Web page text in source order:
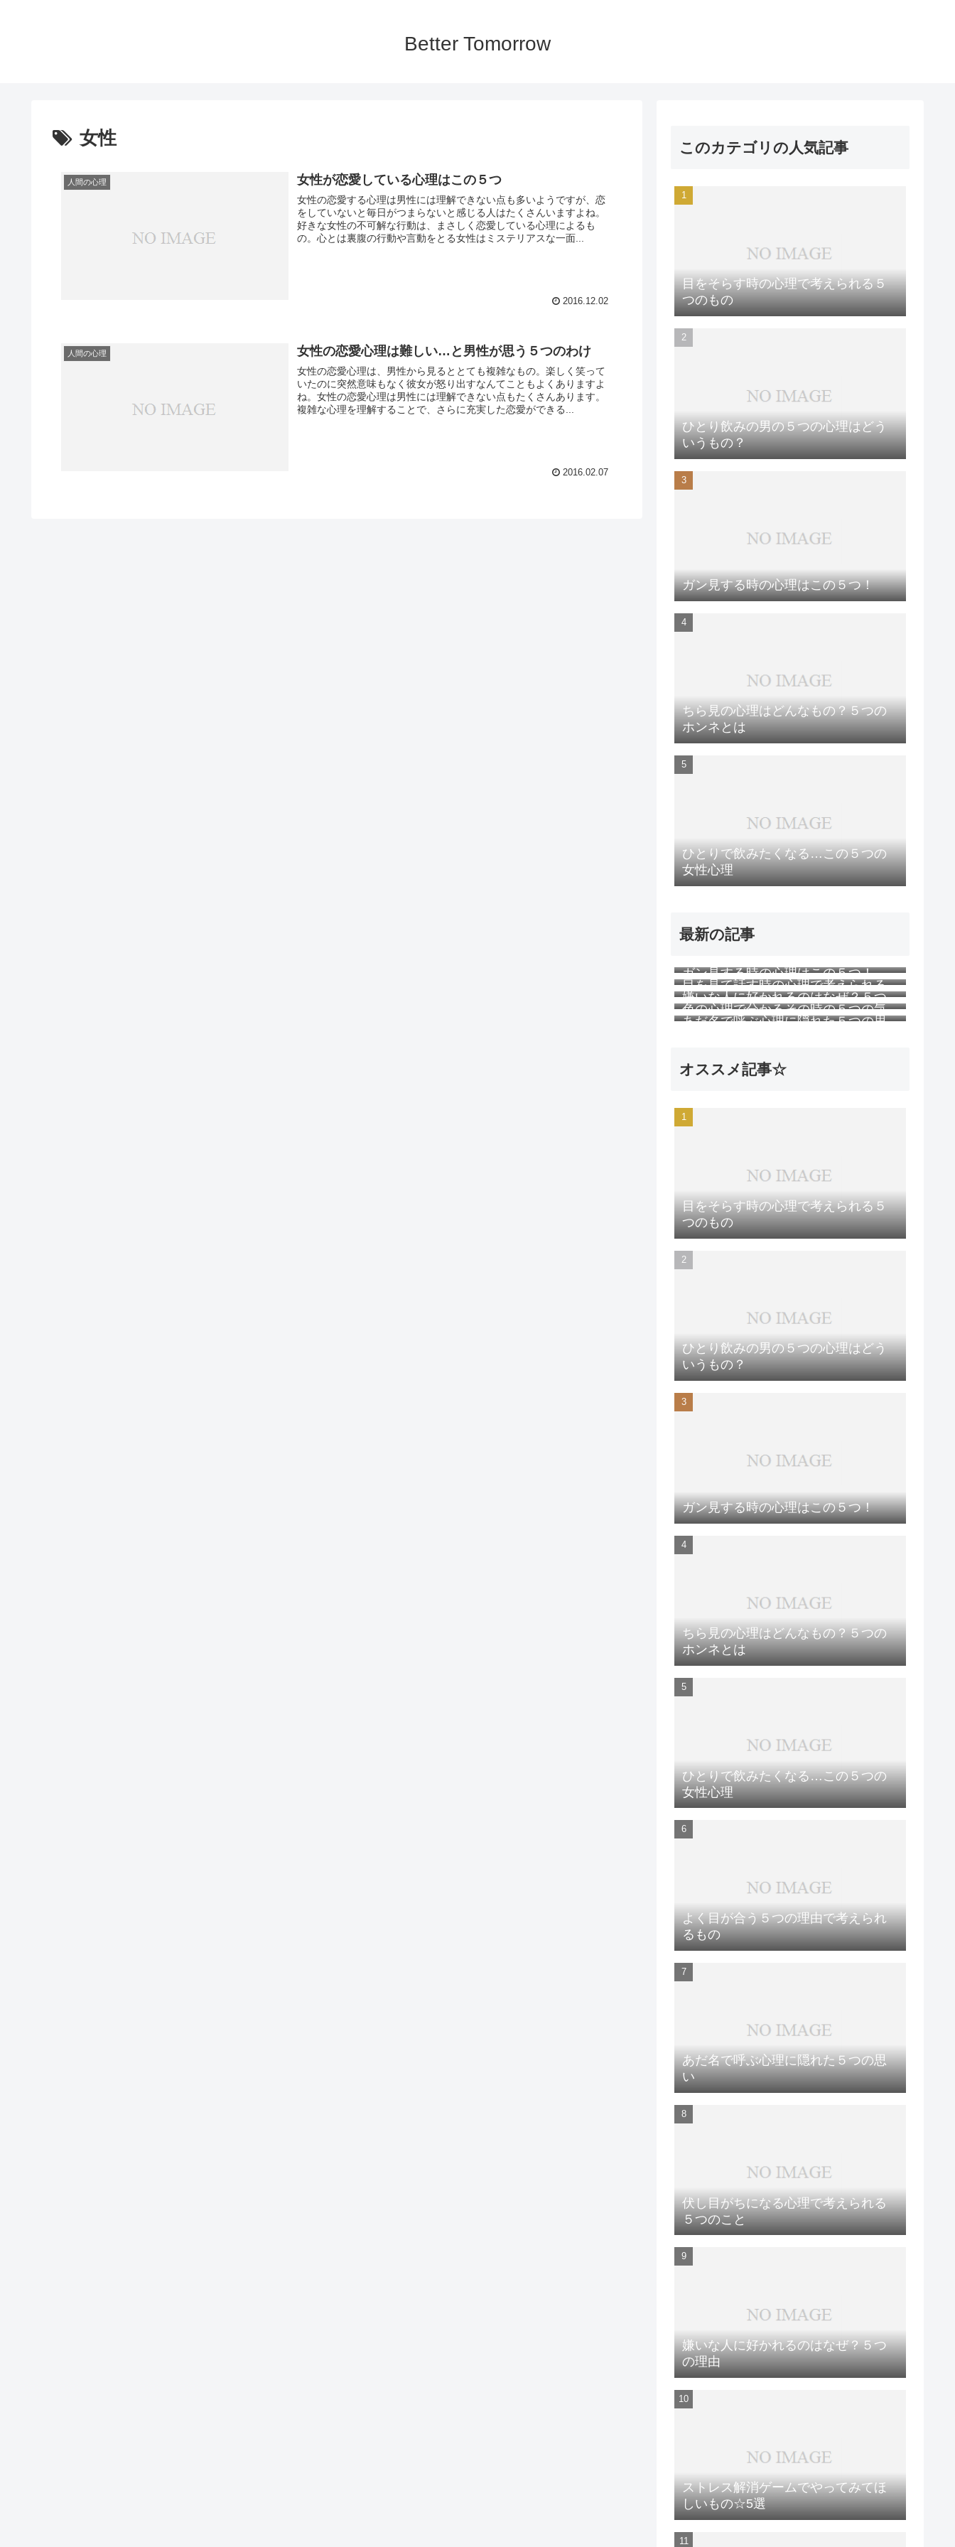
Better Tomorrow
女性
人間の心理 女性が恋愛している心理はこの５つ
女性の恋愛する心理は男性には理解できない点も多いようですが、恋
をしていないと毎日がつまらないと感じる人はたくさんいますよね。
好きな女性の不可解な行動は、まさしく恋愛している心理によるも
の。心とは裏腹の行動や言動をとる女性はミステリアスな一面...
2016.12.02
人間の心理 女性の恋愛心理は難しい…と男性が思う５つのわけ
女性の恋愛心理は、男性から見るととても複雑なもの。楽しく笑って
いたのに突然意味もなく彼女が怒り出すなんてこともよくありますよ
ね。女性の恋愛心理は男性には理解できない点もたくさんあります。
複雑な心理を理解することで、さらに充実した恋愛ができる...
2016.02.07
このカテゴリの人気記事
目をそらす時の心理で考えられる５
つのもの
ひとり飲みの男の５つの心理はどう
いうもの？
ガン見する時の心理はこの５つ！
ちら見の心理はどんなもの？５つの
ホンネとは
ひとりで飲みたくなる…この５つの
女性心理
最新の記事
ガン見する時の心理はこの５つ！
目を見て話す時の心理で考えられる
５つのこと
嫌いな人に好かれるのはなぜ？５つ
の理由
色の心理で分かるその時の５つの気
持ち
あだ名で呼ぶ心理に隠れた５つの思
オススメ記事☆
目をそらす時の心理で考えられる５
つのもの
ひとり飲みの男の５つの心理はどう
いうもの？
ガン見する時の心理はこの５つ！
ちら見の心理はどんなもの？５つの
ホンネとは
ひとりで飲みたくなる…この５つの
女性心理
よく目が合う５つの理由で考えられ
るもの
あだ名で呼ぶ心理に隠れた５つの思
い
伏し目がちになる心理で考えられる
５つのこと
嫌いな人に好かれるのはなぜ？５つ
の理由
ストレス解消ゲームでやってみてほ
しいもの☆5選